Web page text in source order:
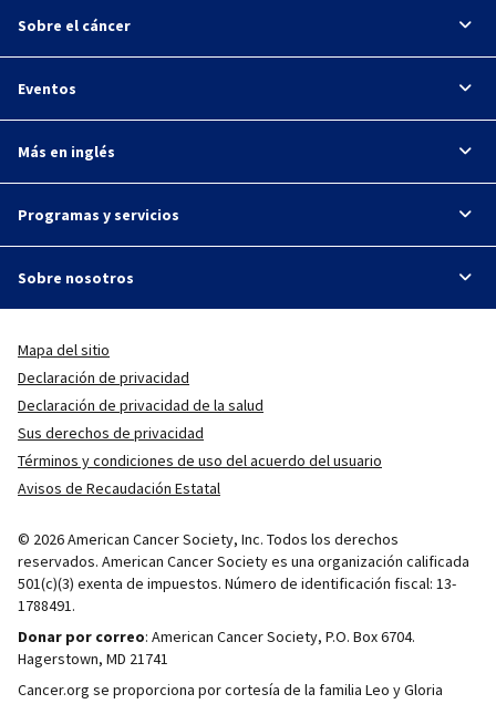
Sobre el cáncer
Eventos
Más en inglés
Programas y servicios
Sobre nosotros
Mapa del sitio
Declaración de privacidad
Declaración de privacidad de la salud
Sus derechos de privacidad
Términos y condiciones de uso del acuerdo del usuario
Avisos de Recaudación Estatal
© 2026 American Cancer Society, Inc. Todos los derechos
reservados. American Cancer Society es una organización calificada
501(c)(3) exenta de impuestos. Número de identificación fiscal: 13-
1788491.
Donar por correo: American Cancer Society, P.O. Box 6704.
Hagerstown, MD 21741
Cancer.org se proporciona por cortesía de la familia Leo y Gloria